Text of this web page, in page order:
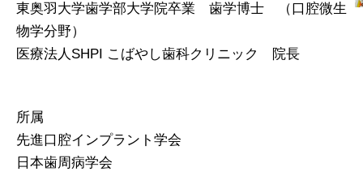
東奥羽大学歯学部大学院卒業 歯学博士 （口腔微生
物学分野）
医療法人SHPI こばやし歯科クリニック 院長
所属
先進口腔インプラント学会
日本歯周病学会